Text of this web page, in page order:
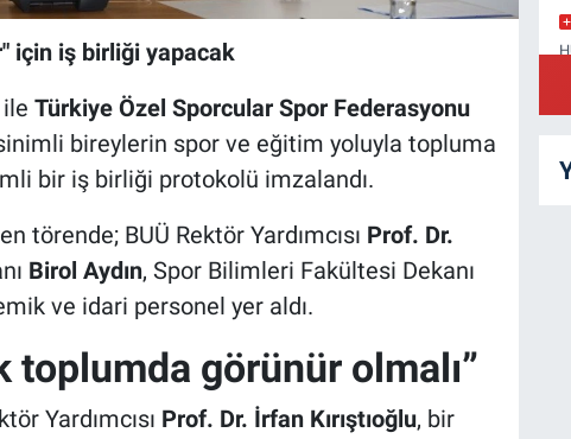
için iş birliği yapacak
Türkiye Özel Sporcular Spor Federasyonu
bireylerin spor ve eğitim yoluyla topluma
bir iş birliği protokolü imzalandı.
törende; BUÜ Rektör Yardımcısı Prof. Dr.
Birol Aydın, Spor Bilimleri Fakültesi Dekanı
ve idari personel yer aldı.
toplumda görünür olmalı”
Yardımcısı Prof. Dr. İrfan Kırıştıoğlu, bir